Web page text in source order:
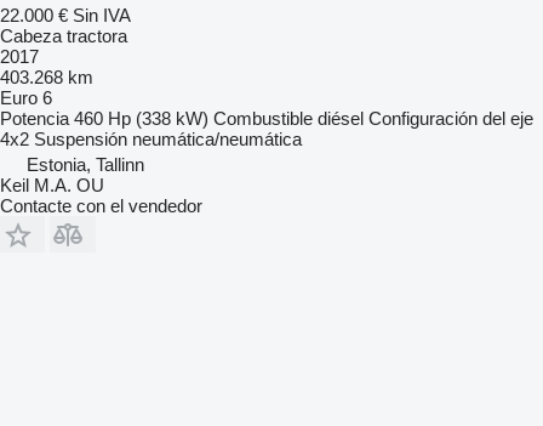
22.000 € Sin IVA
Cabeza tractora
2017
403.268 km
Euro 6
Potencia 460 Hp (338 kW) Combustible diésel Configuración del eje
4x2 Suspensión neumática/neumática
Estonia, Tallinn
Keil M.A. OU
Contacte con el vendedor